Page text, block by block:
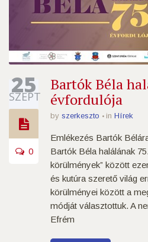
25
SZEPT
0
Bartók Béla
évfordulója
by szerkeszto in Hírek
Emlékezés Bartók
Bartók Béla halálának
körülmények” között
és kutúra szerető világ
körülményei között a
módját választottuk. A
Efrém